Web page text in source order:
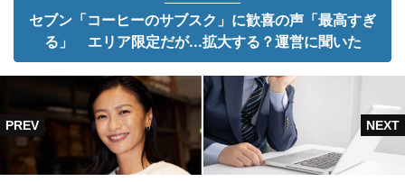
セブン「コーヒーのサブスク」に歓喜の声「最高すぎ
る」 エリア限定だが...拡大する？運営に聞いた